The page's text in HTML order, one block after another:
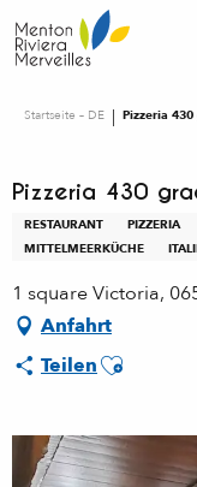
au
contenu
Startseite – DE Pizzeria
Pizzeria 430
RESTAURANT PIZZERIA
MITTELMEERKÜCHE
1 square Victoria,
Anfahrt
TeilenAjouter aux